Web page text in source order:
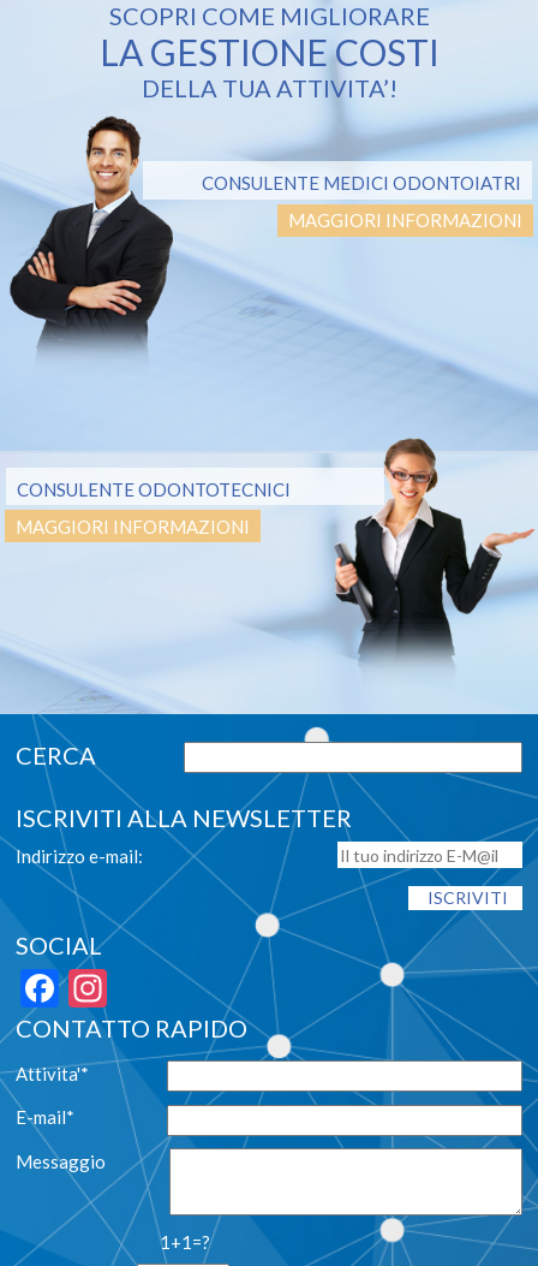
SCOPRI COME MIGLIORARE
LA GESTIONE COSTI
DELLA TUA ATTIVITA’!
CONSULENTE MEDICI ODONTOIATRI
MAGGIORI INFORMAZIONI
CONSULENTE ODONTOTECNICI
MAGGIORI INFORMAZIONI
ISCRIVITI ALLA NEWSLETTER
Indirizzo e-mail:
SOCIAL
Facebook
Instagram
CONTATTO RAPIDO
Attivita'*
E-mail*
Messaggio
1+1=?